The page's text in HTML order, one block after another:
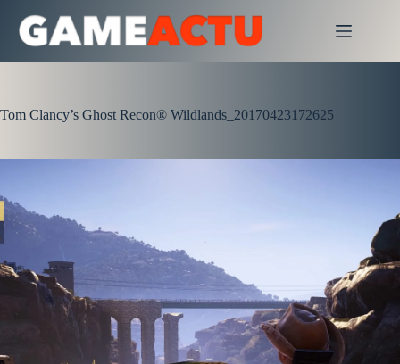
contenu
Tom Clancy’s Ghost Recon® Wildlands_20170423172625